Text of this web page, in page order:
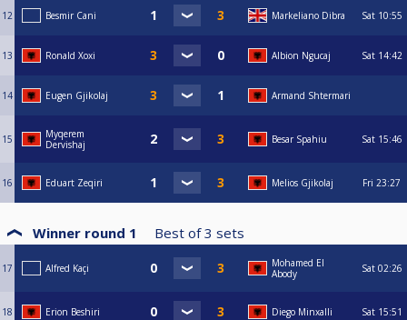
12 Besmir Cani Markeliano Dibra Sat 10:55
13 Ronald Xoxi Albion Ngucaj Sat 14:42
14 Eugen Gjikolaj Armand Shtermari
15
Myqerem
Dervishaj
Besar Spahiu Sat 15:46
16 Eduart Zeqiri Melios Gjikolaj Fri 23:27
Winner round 1 Best of3 sets
17 Alfred Kaçi
Mohamed El
Abody
Sat 02:26
18 Erion Beshiri Diego Minxalli Sat 15:51